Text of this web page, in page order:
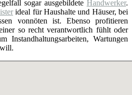
sogar ausgebildete Handwerker.
ideal für Haushalte und Häuser, bei
vonnöten ist. Ebenso profitieren
so recht verantwortlich fühlt oder
Instandhaltungsarbeiten, Wartungen